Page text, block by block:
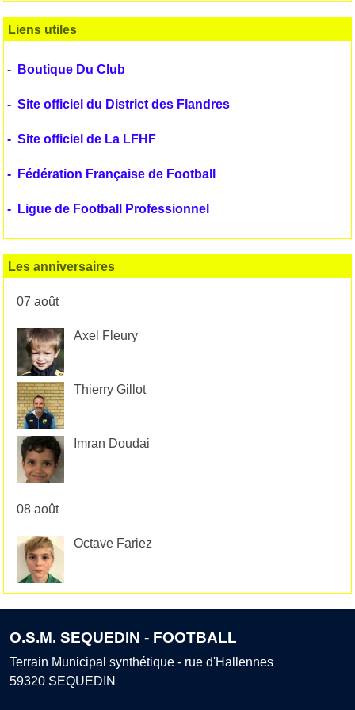
Liens utiles
- Boutique Du Club
- Site officiel du District des Flandres
- Site officiel de La LFHF
- Fédération Française de Football
- Ligue de Football Professionnel
Les anniversaires
07 août
Axel Fleury
Thierry Gillot
Imran Doudai
08 août
Octave Fariez
O.S.M. SEQUEDIN - FOOTBALL
Terrain Municipal synthétique - rue d'Hallennes
59320 SEQUEDIN